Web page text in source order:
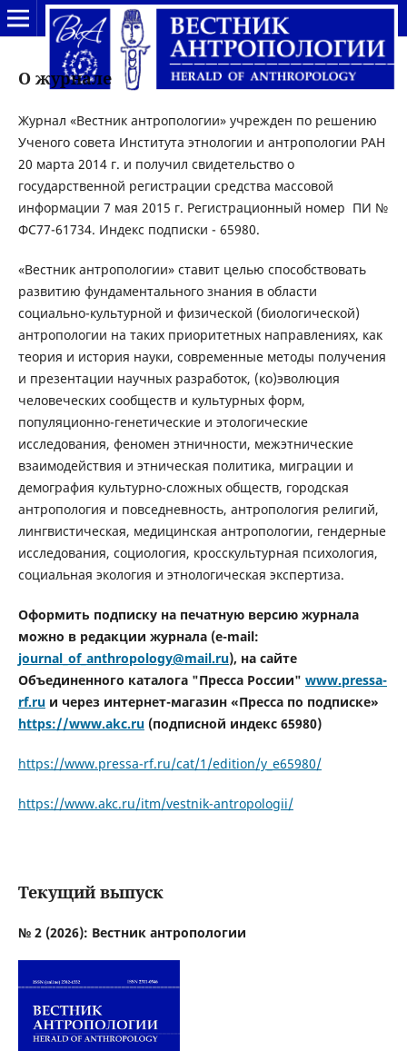
О журнале
Журнал «Вестник антропологии» учрежден по решению
Ученого совета Института этнологии и антропологии РАН
20 марта 2014 г. и получил свидетельство о
государственной регистрации средства массовой
информации 7 мая 2015 г. Регистрационный номер ПИ №
ФС77-61734. Индекс подписки - 65980.
«Вестник антропологии» ставит целью способствовать
развитию фундаментального знания в области
социально-культурной и физической (биологической)
антропологии на таких приоритетных направлениях, как
теория и история науки, современные методы получения
и презентации научных разработок, (ко)эволюция
человеческих сообществ и культурных форм,
популяционно-генетические и этологические
исследования, феномен этничности, межэтнические
взаимодействия и этническая политика, миграции и
демография культурно-сложных обществ, городская
антропология и повседневность, антропология религий,
лингвистическая, медицинская антропологии, гендерные
исследования, социология, кросскультурная психология,
социальная экология и этнологическая экспертиза.
Оформить подписку на печатную версию журнала
можно в редакции журнала (e-mail:
journal_of_anthropology@mail.ru), на сайте
Объединенного каталога "Пресса России" www.pressa-
rf.ruи через интернет-магазин «Пресса по подписке»
https://www.akc.ru(подписной индекс 65980)
https://www.pressa-rf.ru/cat/1/edition/y_e65980/
https://www.akc.ru/itm/vestnik-antropologii/
Текущий выпуск
№ 2 (2026): Вестник антропологии